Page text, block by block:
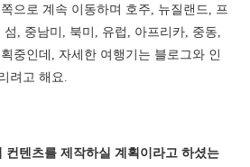
으로 계속 이동하며 호주, 뉴질랜드, 프
, 중남미, 북미, 유럽, 아프리카, 중동,
중인데, 자세한 여행기는 블로그와 인
려고 해요.
컨텐츠를 제작하실 계획이라고 하셨는